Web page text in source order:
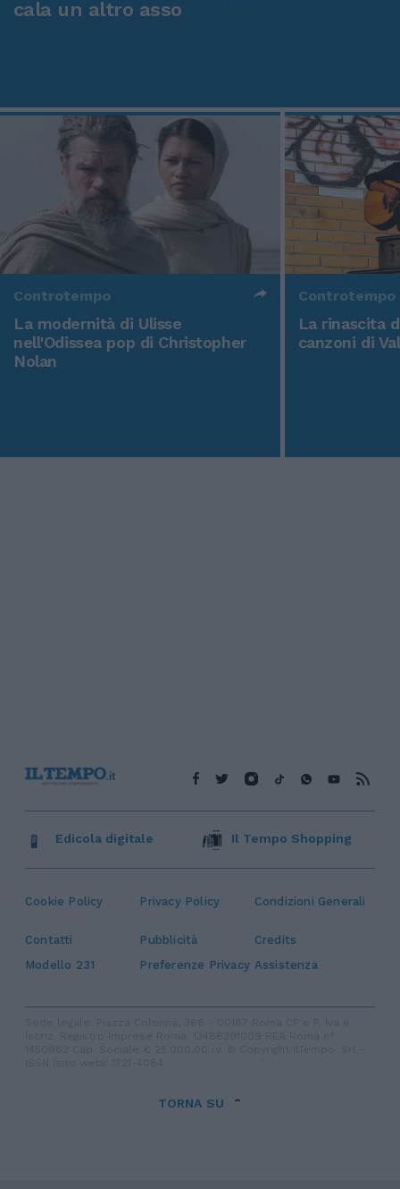
cala un altro asso
Controtempo
La modernità di Ulisse
nell'Odissea pop di Christopher
Nolan
Controtempo
La rinascita
canzoni di
Cookie Policy Privacy Policy Condizioni Generali
Contatti Pubblicità
Credits
Modello 231
Preferenze Privacy Assistenza
Edicola digitale Il Tempo Shopping
TORNA SU